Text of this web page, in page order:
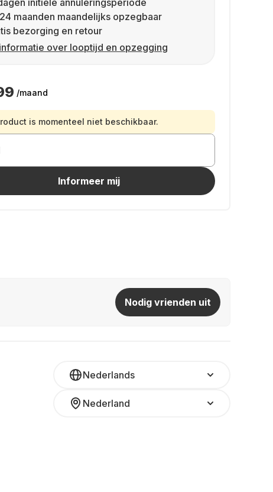
initiële annuleringsperiode
maanden maandelijks opzegbaar
bezorging en retour
over looptijd en opzegging
/maand
is momenteel niet beschikbaar.
Informeer mij
Nodig vrienden uit
Nederlands
Nederland